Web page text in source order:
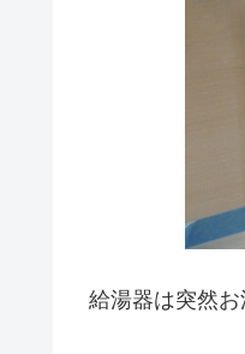
給湯器は突然お